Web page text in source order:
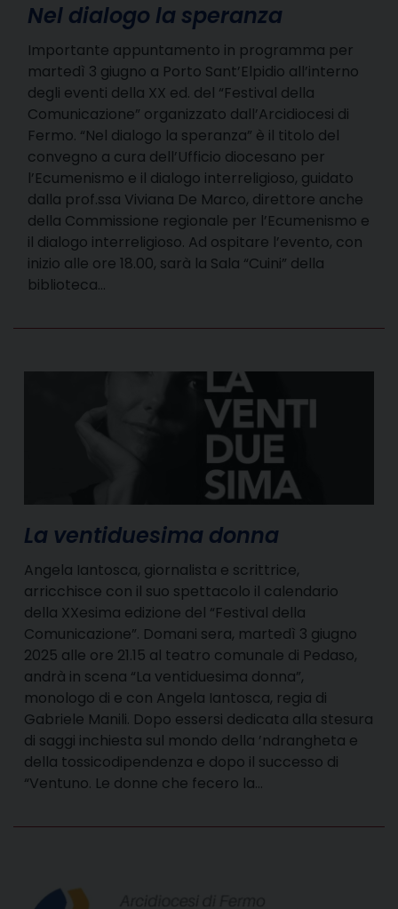
Nel dialogo la speranza
Importante appuntamento in programma per
martedì 3 giugno a Porto Sant’Elpidio all’interno
degli eventi della XX ed. del “Festival della
Comunicazione” organizzato dall’Arcidiocesi di
Fermo. “Nel dialogo la speranza” è il titolo del
convegno a cura dell’Ufficio diocesano per
l’Ecumenismo e il dialogo interreligioso, guidato
dalla prof.ssa Viviana De Marco, direttore anche
della Commissione regionale per l’Ecumenismo e
il dialogo interreligioso. Ad ospitare l’evento, con
inizio alle ore 18.00, sarà la Sala “Cuini” della
biblioteca…
La ventiduesima donna
Angela Iantosca, giornalista e scrittrice,
arricchisce con il suo spettacolo il calendario
della XXesima edizione del “Festival della
Comunicazione”. Domani sera, martedì 3 giugno
2025 alle ore 21.15 al teatro comunale di Pedaso,
andrà in scena “La ventiduesima donna”,
monologo di e con Angela Iantosca, regia di
Gabriele Manili. Dopo essersi dedicata alla stesura
di saggi inchiesta sul mondo della ’ndrangheta e
della tossicodipendenza e dopo il successo di
“Ventuno. Le donne che fecero la…